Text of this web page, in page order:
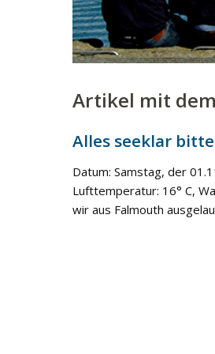
Artikel mit
Alles seeklar
Datum: Samstag, der
Lufttemperatur: 16° C,
wir aus Falmouth